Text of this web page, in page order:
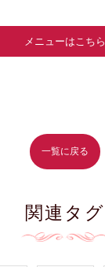
メニューはこちら
一覧に戻る
関連タグ